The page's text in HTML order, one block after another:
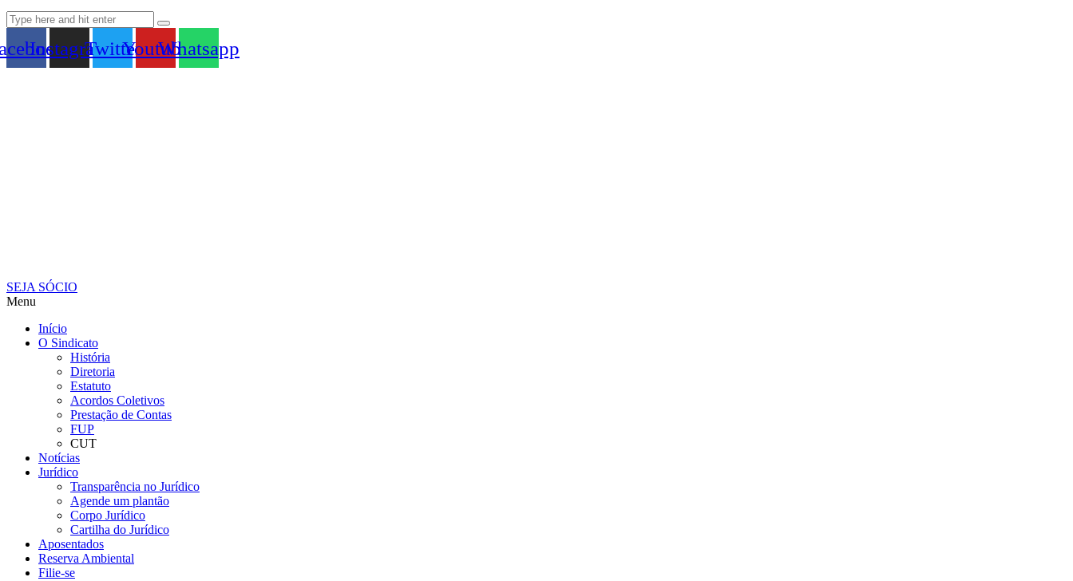
InstagramTwitterYoutubeWhatsapp
SEJA SÓCIO
Menu
Início
O Sindicato
História
Diretoria
Estatuto
Acordos Coletivos
Prestação de Contas
FUP
CUT
Notícias
Jurídico
Transparência no Jurídico
Agende um plantão
Corpo Jurídico
Cartilha do Jurídico
Aposentados
Reserva Ambiental
Filie-se